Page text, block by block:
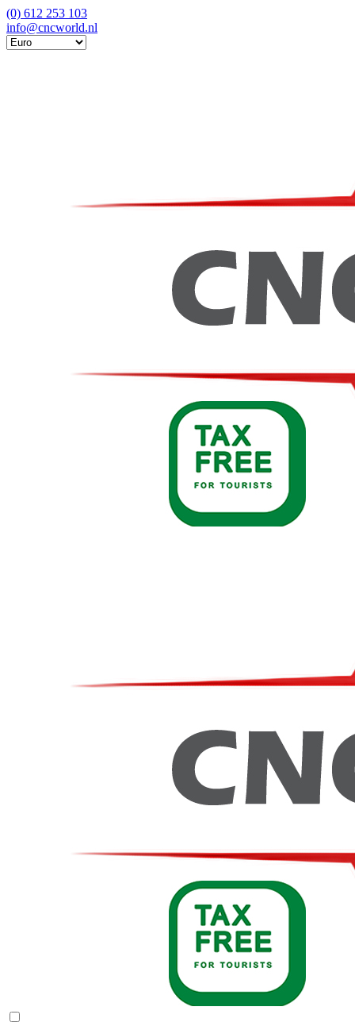
(0) 612 253 103
info@cncworld.nl